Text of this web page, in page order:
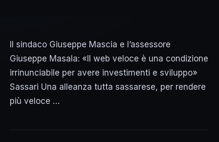
Il sindaco Giuseppe Mascia e l’assessore
Giuseppe Masala: «Il web veloce è una condizione
irrinunciabile per avere investimenti e sviluppo»
Sassari Una alleanza tutta sassarese, per rendere
più veloce …